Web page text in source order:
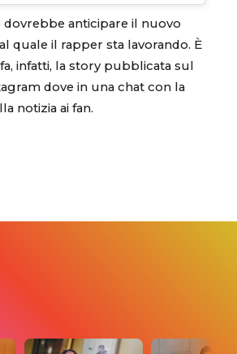
anticipare il nuovo
quale il rapper sta lavorando. È
infatti, la story pubblicata sul
dove in una chat con la
notizia ai fan.